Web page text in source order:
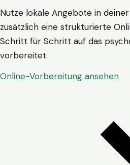
Nutze lokale Angebote in
zusätzlich eine strukturierte
Schritt für Schritt auf das
vorbereitet.
Online-Vorbereitung ansehen